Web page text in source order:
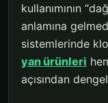
kullanımının
anlamına
sistemlerinde
yan ürünleri
açısından